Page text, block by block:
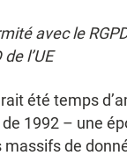
avec le
l’UE
été temps
1992 – une
de